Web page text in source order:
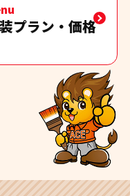
プラン・価格